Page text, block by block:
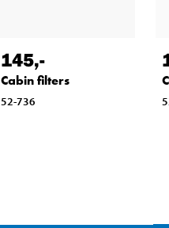
145,-
Cabin filters
52-736